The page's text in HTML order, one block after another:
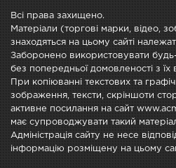
Всі права захищено.
Матеріали (торгові марки, відео,
знаходяться на цьому сайті
Заборонено використовувати будь-
без попередньої домовленості з їх
При копіюванні текстових та
зображення, тексти, скріншоти
активне посилання на сайт
має супроводжувати такий
Адміністрація сайту не несе
інформацію розміщену на цьому